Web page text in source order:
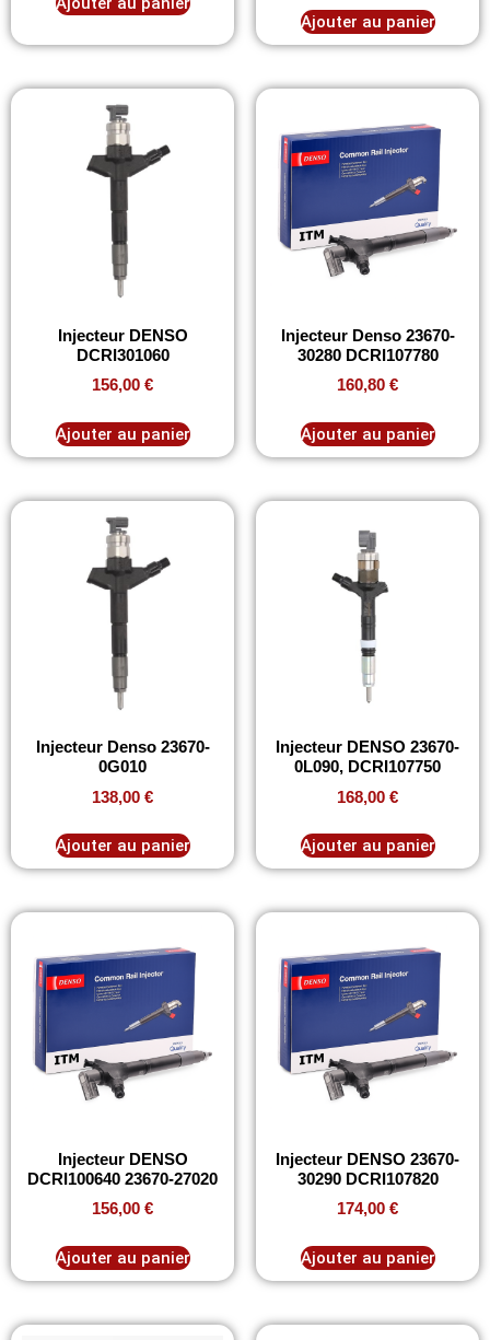
Ajouter au panier
Injecteur DENSO
DCRI301060
156,00 €
Ajouter au panier
Injecteur Denso 23670-
30280 DCRI107780
160,80 €
Ajouter au panier
Injecteur Denso 23670-
0G010
138,00 €
Ajouter au panier
Injecteur DENSO 23670-
0L090, DCRI107750
168,00 €
Ajouter au panier
Injecteur DENSO
DCRI100640 23670-27020
156,00 €
Ajouter au panier
Injecteur DENSO 23670-
30290 DCRI107820
174,00 €
Ajouter au panier